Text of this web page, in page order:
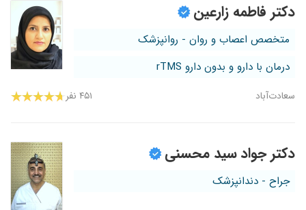
دکتر فاطمه زارعین
متخصص اعصاب و روان - روانپزشک
درمان با دارو و بدون دارو rTMS
سعادت‌آباد ۴۵۱ نفر
دکتر جواد سید محسنی
جراح - دندانپزشک